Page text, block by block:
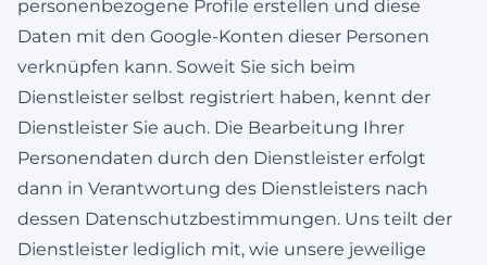
personenbezogene Profile erstellen und diese
Daten mit den Google-Konten dieser Personen
verknüpfen kann. Soweit Sie sich beim
Dienstleister selbst registriert haben, kennt der
Dienstleister Sie auch. Die Bearbeitung Ihrer
Personendaten durch den Dienstleister erfolgt
dann in Verantwortung des Dienstleisters nach
dessen Datenschutzbestimmungen. Uns teilt der
Dienstleister lediglich mit, wie unsere jeweilige